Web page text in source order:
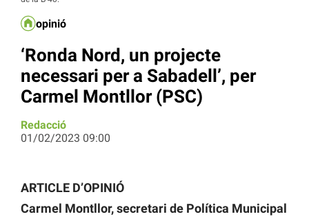
opinió
‘Ronda Nord, un projecte
necessari per a Sabadell’, per
Carmel Montllor (PSC)
Redacció
01/02/2023 09:00
ARTICLE D’OPINIÓ
Carmel Montllor, secretari de Política Municipal